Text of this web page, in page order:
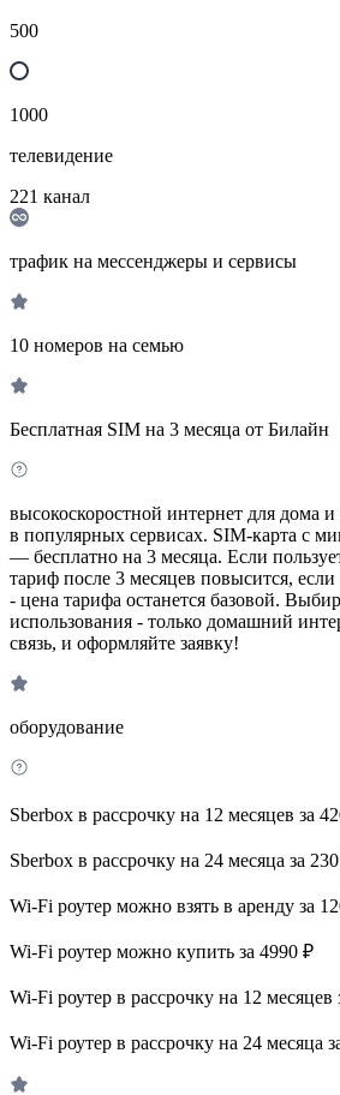
500
1000
телевидение
221 канал
трафик на мессенджеры и сервисы
10 номеров на семью
Бесплатная SIM на 3 месяца от Билайн
высокоскоростной интернет для дома
в популярных сервисах. SIM-карта с
— бесплатно на 3 месяца. Если
тариф после 3 месяцев повысится, если
- цена тарифа останется базовой.
использования - только домашний
связь, и оформляйте заявку!
оборудование
Sberbox в рассрочку на 12 месяцев за
Sberbox в рассрочку на 24 месяца за
Wi-Fi роутер можно взять в аренду за
Wi-Fi роутер можно купить за 4990 ₽
Wi-Fi роутер в рассрочку на 12 месяцев
Wi-Fi роутер в рассрочку на 24 месяца